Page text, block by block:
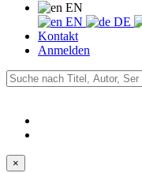
EN
EN
DE
Kontakt
Anmelden
×